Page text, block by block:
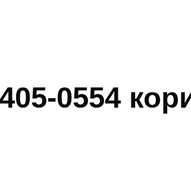
0554